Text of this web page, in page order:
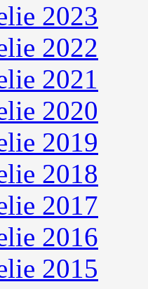
2023
2022
2021
2020
2019
2018
2017
2016
2015